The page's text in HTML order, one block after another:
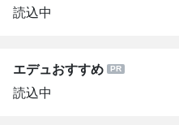
読込中
エデュおすすめ
読込中